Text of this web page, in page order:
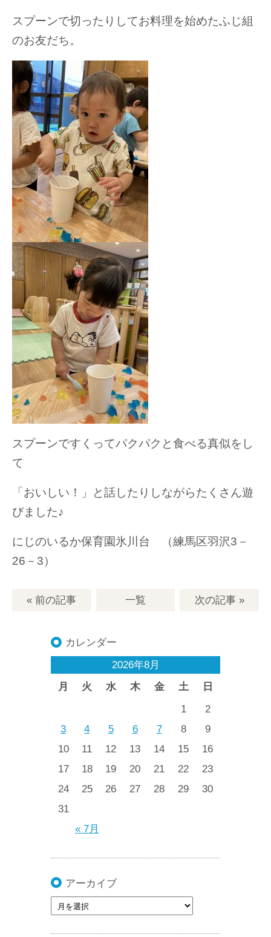
スプーンで切ったりしてお料理を始めたふじ組
のお友だち。
スプーンですくってパクパクと食べる真似をし
て
「おいしい！」と話したりしながらたくさん遊
びました♪
にじのいるか保育園氷川台 （練馬区羽沢3－
26－3）
« 前の記事 一覧 次の記事»
カレンダー
2026年8月
月
火 水 木 金 土 日
« 7月
1
2
3
4 5 6 7 8
9
10
11 12 13 14 15
16
17
18 19 20 21 22
23
24
25 26 27 28 29
30
31
アーカイブ